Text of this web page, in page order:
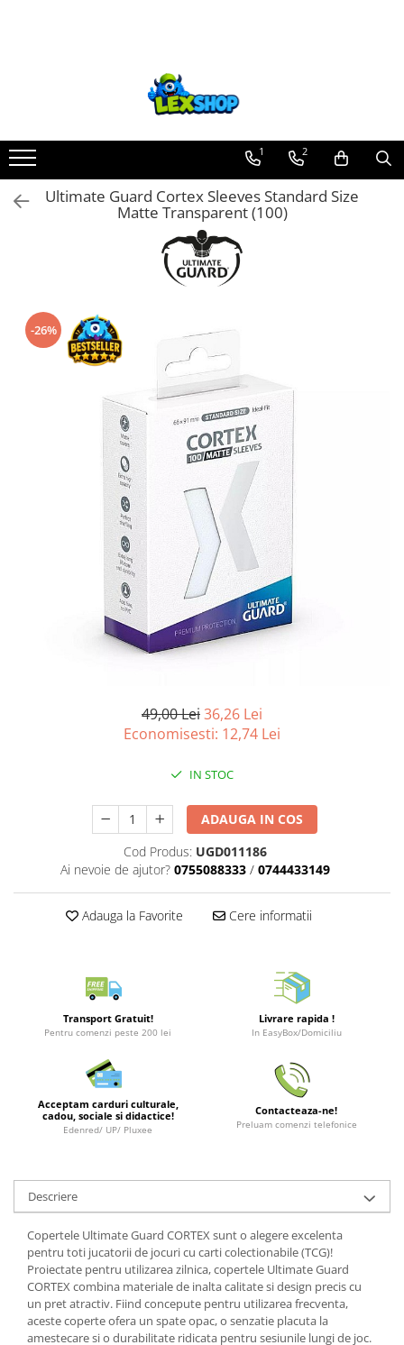
Board Games
Extensii boardgames
Card Games (jocuri cu carti)
Jocuri pentru toata familia
Party Games (jocuri de petrecere)
Jocuri pentru copii
Smart Games
Puzzle-uri logice
Jocuri cu miniaturi
Final Girl - solo game
Miniaturi Arkham Horror
Miniaturi HEROCLIX
Accesorii pentru boardgames
Protectii carti (Sleeves)
Deck Boxes/Cutii pentru carti
Portofolii/ Clasoare pentru carti
Merch Lex Hobby Store
Tricouri
Brelocuri
Plusuri si papusi
Carti
Totoro/Kiki etc
Carnetele
Dragon Ball
Pokemon
One Piece
1 2
Ultimate Guard Cortex Sleeves Standard Size
Matte Transparent (100)
-26%
49,00 Lei36,26 Lei
Economisesti: 12,74 Lei
IN STOC
ADAUGA IN COS
Cod Produs: UGD011186
Ai nevoie de ajutor? 0755088333 / 0744433149
Adauga la Favorite Cere informatii
Transport Gratuit!
Pentru comenzi peste 200 lei
Livrare rapida !
In EasyBox/Domiciliu
Acceptam carduri culturale,
cadou, sociale si didactice!
Edenred/ UP/ Pluxee
Contacteaza-ne!
Preluam comenzi telefonice
Descriere
Copertele Ultimate Guard CORTEX sunt o alegere excelenta
pentru toti jucatorii de jocuri cu carti colectionabile (TCG)!
Proiectate pentru utilizarea zilnica, copertele Ultimate Guard
CORTEX combina materiale de inalta calitate si design precis cu
un pret atractiv. Fiind concepute pentru utilizarea frecventa,
aceste coperte ofera un spate opac, o senzatie placuta la
amestecare si o durabilitate ridicata pentru sesiunile lungi de joc.